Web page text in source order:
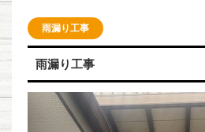
雨漏り工事
雨漏り工事